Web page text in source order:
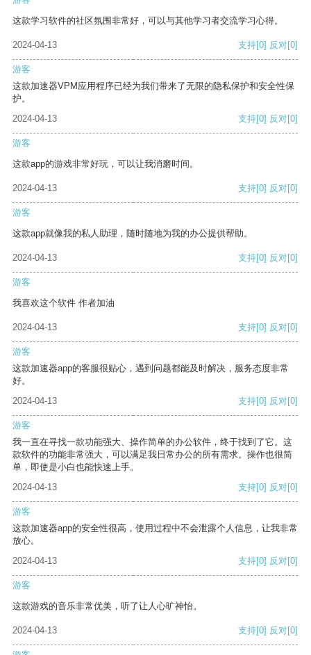
这款学习软件的社区氛围非常好，可以与其他学习者交流学习心得。
2024-04-13 支持[0] 反对[0]
游客
这款加速器VPM应用程序已经为我们带来了无限的隐私保护和安全性保
护。
2024-04-13
支持[0] 反对[0]
游客
这款app的游戏非常好玩，可以让我消磨时间。
2024-04-13 支持[0] 反对[0]
游客
这款app就像我的私人助理，随时随地为我的办公提供帮助。
2024-04-13 支持[0] 反对[0]
游客
我喜欢这个软件 作者加油
2024-04-13 支持[0] 反对[0]
游客
这款加速器app的客服很贴心，遇到问题都能及时解决，服务态度非常
好。
2024-04-13
支持[0] 反对[0]
游客
我一直在寻找一款功能强大、操作简单的办公软件，终于找到了它。这
款软件的功能非常强大，可以满足我日常办公的所有需求。操作也很简
单，即使是小白也能快速上手。
2024-04-13
支持[0] 反对[0]
游客
这款加速器app的安全性很高，使用过程中不会泄露个人信息，让我非常
放心。
2024-04-13
支持[0] 反对[0]
游客
这款游戏的音乐非常优美，听了让人心旷神怡。
2024-04-13 支持[0] 反对[0]